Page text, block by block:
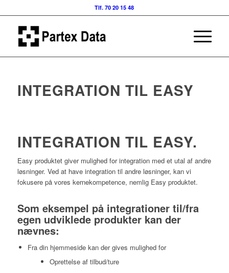
Tlf. 70 20 15 48
INTEGRATION TIL EASY
INTEGRATION TIL EASY.
Easy produktet giver mulighed for integration med et utal af andre
løsninger. Ved at have integration til andre løsninger, kan vi
fokusere på vores kernekompetence, nemlig Easy produktet.
Som eksempel på integrationer til/fra
egen udviklede produkter kan der
nævnes:
Fra din hjemmeside kan der gives mulighed for
Oprettelse af tilbud/ture